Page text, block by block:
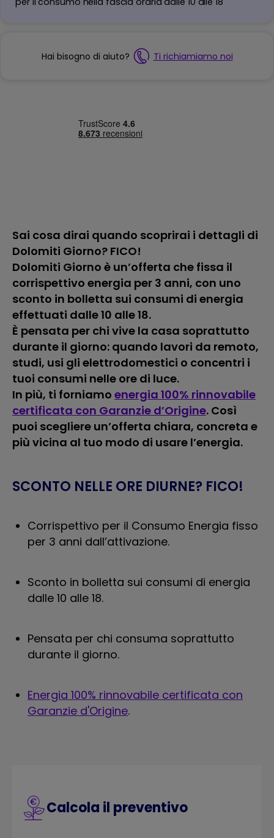
Hai bisogno di aiuto? Ti richiamiamo noi
Sai cosa dirai quando scoprirai i dettagli di
Dolomiti Giorno? FICO!
Dolomiti Giorno è un’offerta che fissa il
corrispettivo energia per 3 anni, con uno
sconto in bolletta sui consumi di energia
effettuati dalle 10 alle 18.
È pensata per chi vive la casa soprattutto
durante il giorno: quando lavori da remoto,
studi, usi gli elettrodomestici o concentri i
tuoi consumi nelle ore di luce.
In più, ti forniamo energia 100% rinnovabile
certificata con Garanzie d’Origine. Così
puoi scegliere un’offerta chiara, concreta e
più vicina al tuo modo di usare l’energia.
SCONTO NELLE ORE DIURNE? FICO!
Corrispettivo per il Consumo Energia fisso
per 3 anni dall’attivazione.
Sconto in bolletta sui consumi di energia
dalle 10 alle 18.
Pensata per chi consuma soprattutto
durante il giorno.
Energia 100% rinnovabile certificata con
Garanzie d'Origine.
Calcola il preventivo